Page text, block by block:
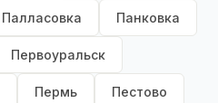
Палласовка Панковка
Первоуральск
Пермь Пестово